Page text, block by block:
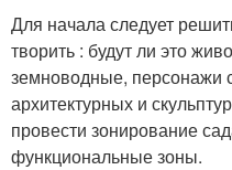
Для начала следует
творить : будут ли это
земноводные, персонажи
архитектурных и
провести зонирование
функциональные зоны.